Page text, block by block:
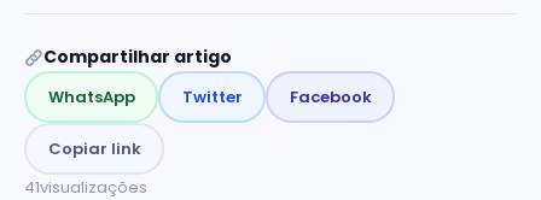
Compartilhar artigo
WhatsApp Twitter Facebook
Copiar link
41visualizações